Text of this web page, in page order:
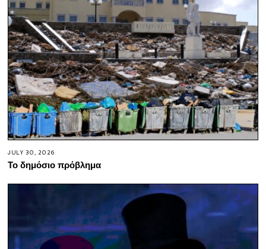
JULY 30, 2026
Το δημόσιο πρόβλημα